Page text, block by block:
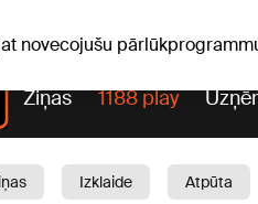
novecojušu
Ziņas 1188 play
Izklaide Atpūta